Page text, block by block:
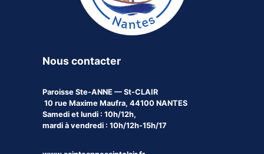
Nous contacter
Paroisse Ste-ANNE — St-CLAIR
10 rue Maxime Maufra, 44100 NANTES
Samedi et lundi : 10h/12h,
mardi à vendredi : 10h/12h-15h/17